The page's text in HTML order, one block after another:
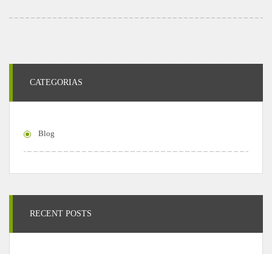
CATEGORIAS
Blog
RECENT POSTS